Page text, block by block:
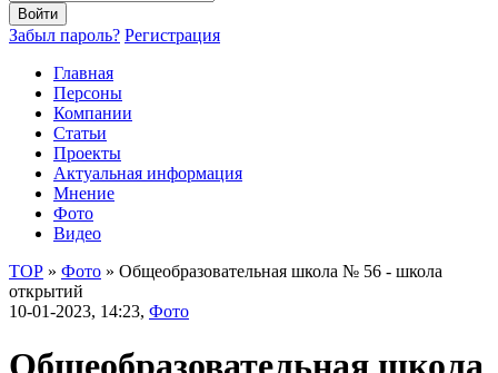
Забыл пароль? Регистрация
Главная
Персоны
Компании
Статьи
Проекты
Актуальная информация
Мнение
Фото
Видео
ТОР » Фото » Общеобразовательная школа № 56 - школа
открытий
10-01-2023, 14:23, Фото